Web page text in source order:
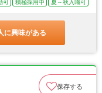
可 積極採用中 夏～秋入職可
に興味がある
保存する